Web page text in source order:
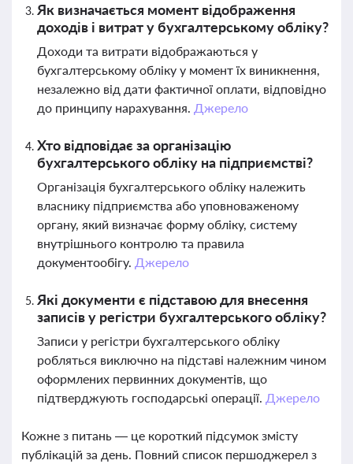
Як визначається момент відображення
доходів і витрат у бухгалтерському обліку?
Доходи та витрати відображаються у
бухгалтерському обліку у момент їх виникнення,
незалежно від дати фактичної оплати, відповідно
до принципу нарахування. Джерело
Хто відповідає за організацію
бухгалтерського обліку на підприємстві?
Організація бухгалтерського обліку належить
власнику підприємства або уповноваженому
органу, який визначає форму обліку, систему
внутрішнього контролю та правила
документообігу. Джерело
Які документи є підставою для внесення
записів у регістри бухгалтерського обліку?
Записи у регістри бухгалтерського обліку
робляться виключно на підставі належним чином
оформлених первинних документів, що
підтверджують господарські операції. Джерело
Кожне з питань — це короткий підсумок змісту
публікацій за день. Повний список першоджерел з